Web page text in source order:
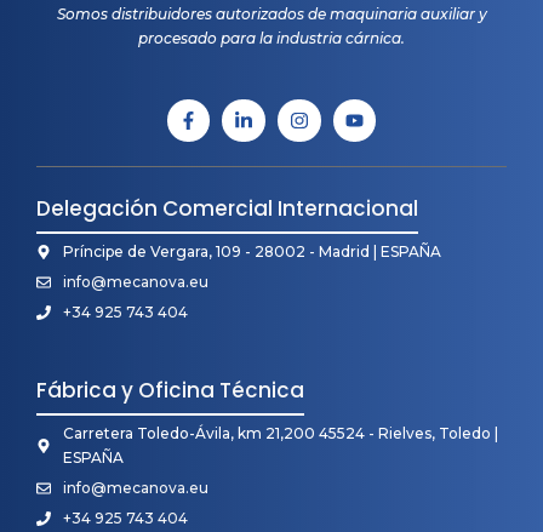
Somos distribuidores autorizados de maquinaria auxiliar y
procesado para la industria cárnica.
Delegación Comercial Internacional
Príncipe de Vergara, 109 - 28002 - Madrid | ESPAÑA
info@mecanova.eu
+34 925 743 404
Fábrica y Oficina Técnica
Carretera Toledo-Ávila, km 21,200 45524 - Rielves, Toledo |
ESPAÑA
info@mecanova.eu
+34 925 743 404